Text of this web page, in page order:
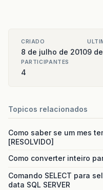
CRIADO
8 de julho de 20109
PARTICIPANTES
4
Topicos relacionados
Como saber se um mes
[RESOLVIDO]
Como converter inteiro
Comando SELECT para
data SQL SERVER